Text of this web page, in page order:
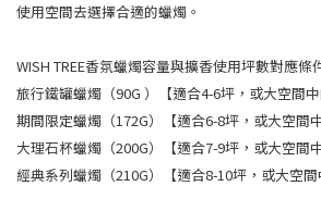
使用空間去選擇合適的蠟燭。
WISH TREE香氛蠟燭容量與擴香使用坪數對應條
旅行鐵罐蠟燭（90G ）【適合4-6坪，或大空間中
期間限定蠟燭（172G）【適合6-8坪，或大空間
大理石杯蠟燭（200G）【適合7-9坪，或大空間
經典系列蠟燭（210G）【適合8-10坪，或大空間